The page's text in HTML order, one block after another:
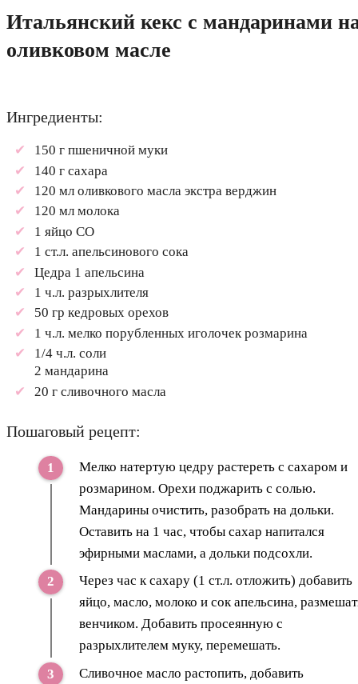
Итальянский кекс с мандаринами
оливковом масле
Ингредиенты:
150 г пшеничной муки
140 г сахара
120 мл оливкового масла экстра верджин
120 мл молока
1 яйцо СО
1 ст.л. апельсинового сока
Цедра 1 апельсина
1 ч.л. разрыхлителя
50 гр кедровых орехов
1 ч.л. мелко порубленных иголочек розмарина
1/4 ч.л. соли
2 мандарина
20 г сливочного масла
Пошаговый рецепт:
Мелко натертую цедру растереть с сахаром и
розмарином. Орехи поджарить с солью.
Мандарины очистить, разобрать на дольки.
Оставить на 1 час, чтобы сахар напитался
эфирными маслами, а дольки подсохли.
Через час к сахару (1 ст.л. отложить) добавить
яйцо, масло, молоко и сок апельсина,
венчиком. Добавить просеянную с
разрыхлителем муку, перемешать.
Сливочное масло растопить, добавить